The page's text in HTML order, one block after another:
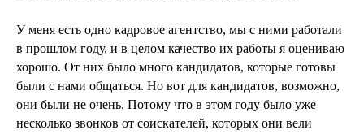
У меня есть одно кадровое агентство, мы с ними работали
в прошлом году, и в целом качество их работы я оцениваю
хорошо. От них было много кандидатов, которые готовы
были с нами общаться. Но вот для кандидатов, возможно,
они были не очень. Потому что в этом году было уже
несколько звонков от соискателей, которых они вели